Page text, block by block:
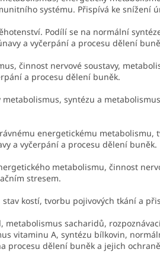
systému. Přispívá ke snížení
Podílí se na normální
a vyčerpání a procesu dělení
činnost nervové soustavy,
a procesu dělení buněk.
syntézu a
energetickému
a vyčerpání a procesu dělení buněk.
metabolismu, činnost
stresem.
kostí, tvorbu pojivových tkání a
sacharidů,
vitaminu A, syntézu bílkovin,
procesu dělení buněk a jejich